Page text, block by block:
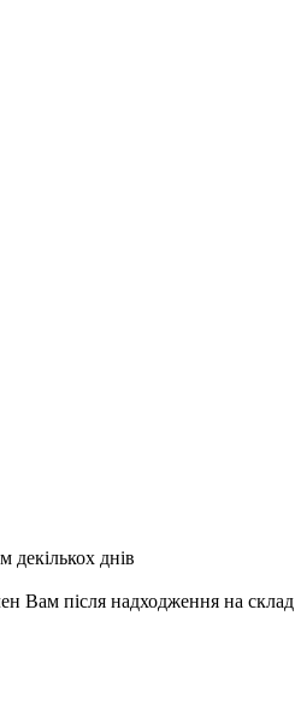
декількох днів
Вам після надходження на склад